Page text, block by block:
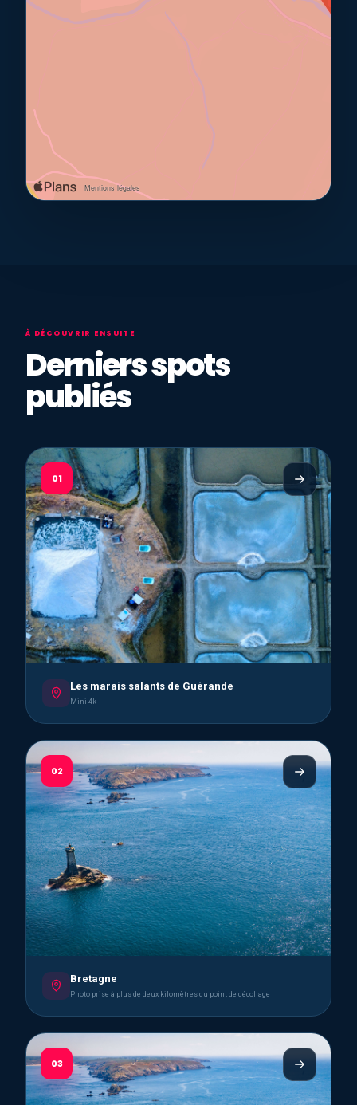
À DÉCOUVRIR ENSUITE
Derniers spots
publiés
01
Les marais salants de Guérande
Mini 4k
02
Bretagne
Photo prise à plus de deux kilomètres du point de décollage
03